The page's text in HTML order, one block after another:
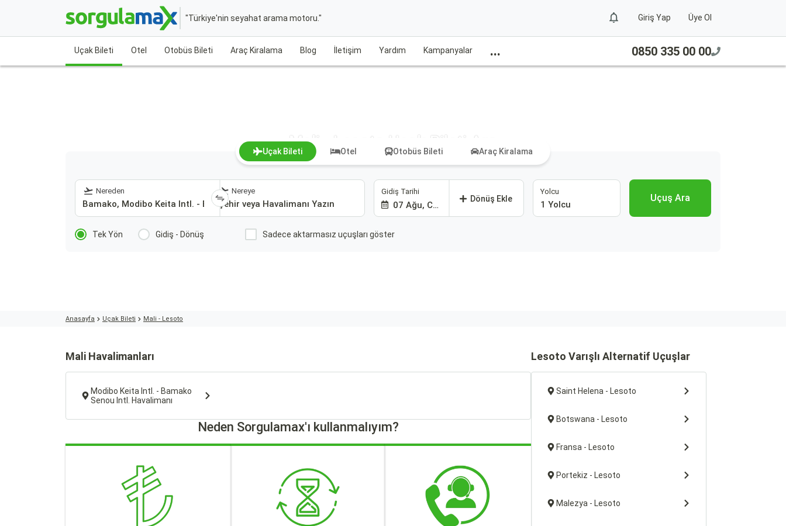
"Türkiye'nin seyahat arama motoru." Giriş Yap Üye Ol
Uçak Bileti Otel Otobüs Bileti Araç Kiralama Blog İletişim Yardım Kampanyalar ... 0850 335 00 00
Mali - Lesoto Uçak Bileti Ara
Uçak Bileti Otel Otobüs Bileti Araç Kiralama
Nereden Nereye Gidiş Tarihi
07 Ağu, Cum
Dönüş Ekle
Yolcu
1 Yolcu
Uçuş Ara
Tek Yön Gidiş - Dönüş Sadece aktarmasız uçuşları göster
Anasayfa Uçak Bileti Mali - Lesoto
Mali Havalimanları
Modibo Keita Intl. - Bamako
Senou Intl. Havalimanı
Neden Sorgulamax'ı kullanmalıyım?
Lesoto Varışlı Alternatif Uçuşlar
Saint Helena - Lesoto
Botswana - Lesoto
Fransa - Lesoto
Portekiz - Lesoto
Malezya - Lesoto